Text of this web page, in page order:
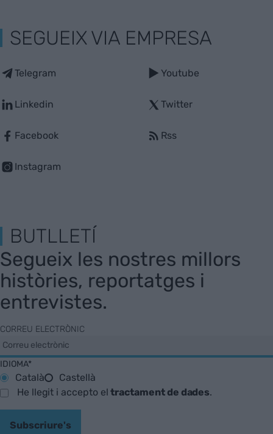
SEGUEIX VIA EMPRESA
Telegram
Linkedin
Facebook
Instagram
Youtube
Twitter
Rss
BUTLLETÍ
Segueix les nostres millors
històries, reportatges i
entrevistes.
CORREU ELECTRÒNIC
IDIOMA*
Català
Castellà
He llegit i accepto eltractament de dades.
Subscriure's